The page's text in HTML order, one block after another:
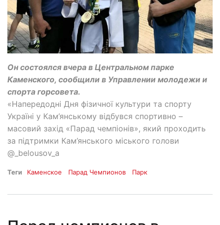
Он состоялся вчера в Центральном парке
Каменского, сообщили в Управлении молодежи и
спорта горсовета.
«Напередодні Дня фізичної культури та спорту
Україні у Кам’янському відбувся спортивно –
масовий захід «Парад чемпіонів», який проходить
за підтримки Кам’янського міського голови
@_belousov_a
Теги Каменское Парад Чемпионов Парк